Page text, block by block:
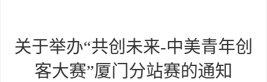
关于举办“共创未来-中美青年创
客大赛”厦门分站赛的通知